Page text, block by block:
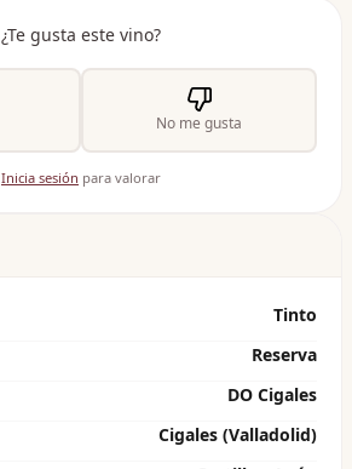
¿Te gusta este vino?
No me gusta
Inicia sesión para valorar
Tinto
Reserva
DO Cigales
Cigales (Valladolid)